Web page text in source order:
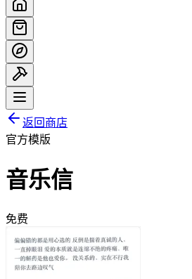
返回商店
官方模版
音乐信
免费